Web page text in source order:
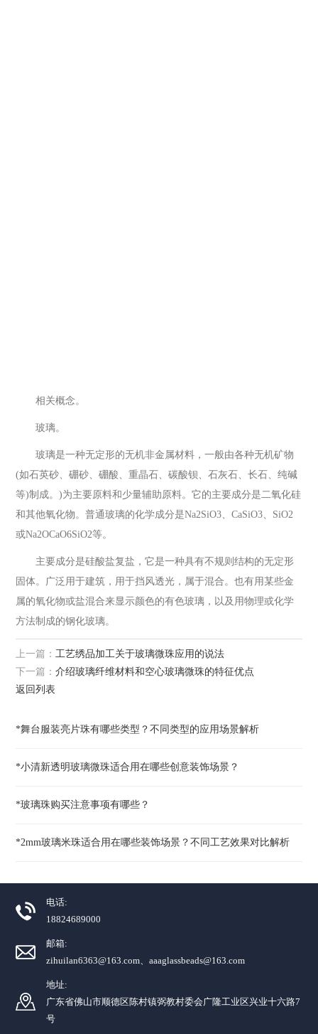
相关概念。
玻璃。
玻璃是一种无定形的无机非金属材料，一般由各种无机矿物
(如石英砂、硼砂、硼酸、重晶石、碳酸钡、石灰石、长石、纯碱
等)制成。)为主要原料和少量辅助原料。它的主要成分是二氧化硅
和其他氧化物。普通玻璃的化学成分是Na2SiO3、CaSiO3、SiO2
或Na2OCaO6SiO2等。
主要成分是硅酸盐复盐，它是一种具有不规则结构的无定形
固体。广泛用于建筑，用于挡风透光，属于混合。也有用某些金
属的氧化物或盐混合来显示颜色的有色玻璃，以及用物理或化学
方法制成的钢化玻璃。
上一篇：工艺绣品加工关于玻璃微珠应用的说法
返回列表
下一篇：介绍玻璃纤维材料和空心玻璃微珠的特征优点
*舞台服装亮片珠有哪些类型？不同类型的应用场景解析
*小清新透明玻璃微珠适合用在哪些创意装饰场景？
*玻璃珠购买注意事项有哪些？
*2mm玻璃米珠适合用在哪些装饰场景？不同工艺效果对比解析
电话:
18824689000
邮箱:
zihuilan6363@163.com、aaaglassbeads@163.com
地址:
广东省佛山市顺德区陈村镇弼教村委会广隆工业区兴业十六路7
号